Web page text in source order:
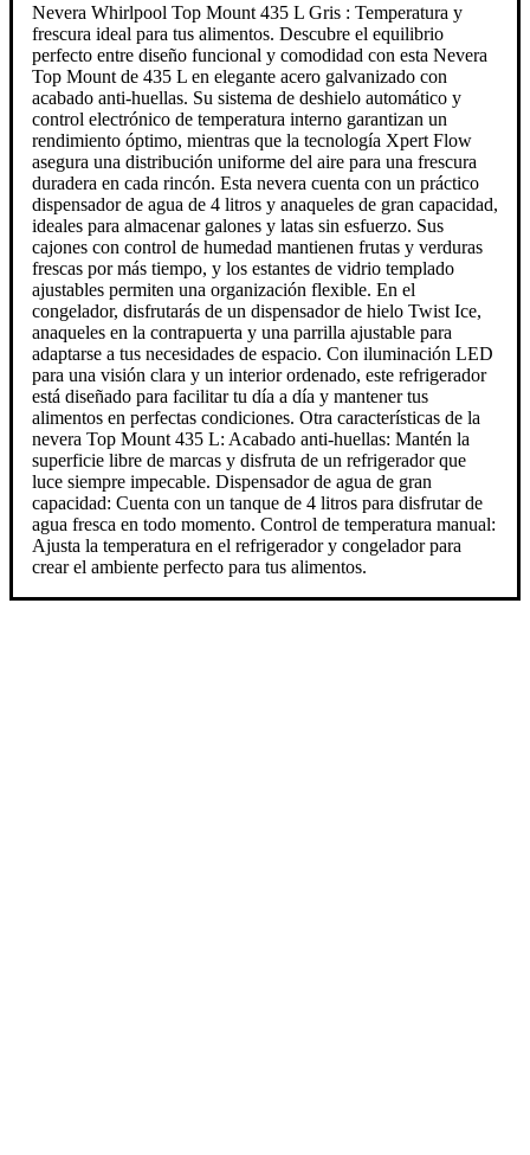
Nevera Whirlpool Top Mount 435 L Gris : Temperatura y
frescura ideal para tus alimentos. Descubre el equilibrio
perfecto entre diseño funcional y comodidad con esta Nevera
Top Mount de 435 L en elegante acero galvanizado con
acabado anti-huellas. Su sistema de deshielo automático y
control electrónico de temperatura interno garantizan un
rendimiento óptimo, mientras que la tecnología Xpert Flow
asegura una distribución uniforme del aire para una frescura
duradera en cada rincón. Esta nevera cuenta con un práctico
dispensador de agua de 4 litros y anaqueles de gran capacidad,
ideales para almacenar galones y latas sin esfuerzo. Sus
cajones con control de humedad mantienen frutas y verduras
frescas por más tiempo, y los estantes de vidrio templado
ajustables permiten una organización flexible. En el
congelador, disfrutarás de un dispensador de hielo Twist Ice,
anaqueles en la contrapuerta y una parrilla ajustable para
adaptarse a tus necesidades de espacio. Con iluminación LED
para una visión clara y un interior ordenado, este refrigerador
está diseñado para facilitar tu día a día y mantener tus
alimentos en perfectas condiciones. Otra características de la
nevera Top Mount 435 L: Acabado anti-huellas: Mantén la
superficie libre de marcas y disfruta de un refrigerador que
luce siempre impecable. Dispensador de agua de gran
capacidad: Cuenta con un tanque de 4 litros para disfrutar de
agua fresca en todo momento. Control de temperatura manual:
Ajusta la temperatura en el refrigerador y congelador para
crear el ambiente perfecto para tus alimentos.